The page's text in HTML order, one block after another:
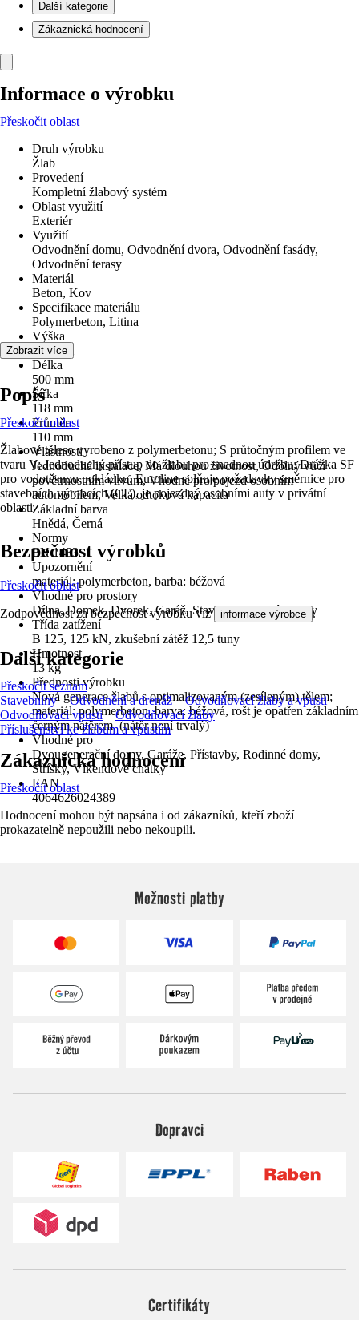
Další kategorie
Zákaznická hodnocení
Informace o výrobku
Přeskočit oblast
Druh výrobku
Žlab
Provedení
Kompletní žlabový systém
Oblast využití
Exteriér
Využití
Odvodnění domu, Odvodnění dvora, Odvodnění fasády,
Odvodnění terasy
Materiál
Beton, Kov
Specifikace materiálu
Polymerbeton, Litina
Výška
307 mm
Délka
500 mm
Šířka
118 mm
Průměr
110 mm
Vlastnosti
Jednoduchá instalace, Má dlouhou životnost, Odolný vůči
povětrnostním vlivům, Vhodné pro pojezd osobním
automobilem, Velká odtoková kapacita
Základní barva
Hnědá, Černá
Normy
EN 1433
Upozornění
materiál: polymerbeton, barba: béžová
Vhodné pro prostory
Dílna, Domek, Dvorek, Garáž, Stavba, Zahradní domky
Třída zatížení
B 125, 125 kN, zkušební zátěž 12,5 tuny
Hmotnost
13 kg
Přednosti výrobku
Nová generace žlabů s optimalizovaným (zesíleným) tělem;
materiál: polymerbeton, barva: béžová, rošt je opatřen základním
černým nátěrem. (nátěr není trvalý)
Vhodné pro
Dvougenerační domy, Garáže, Přístavby, Rodinné domy,
Stříšky, Víkendové chatky
EAN
4064626024389
Zobrazit více
Popis
Přeskočit oblast
Žlabové těleso vyrobeno z polymerbetonu; S průtočným profilem ve
tvaru V; Jednoduchý přístup do žlabu pro snadnou údržbu; Drážka SF
pro vodotěsnou pokládku. Euroline splňuje požadavky směrnice pro
stavebních výrobcích (CE), je pojezdný osobními auty v privátní
oblasti
Bezpečnost výrobků
Přeskočit oblast
Zodpovědnost za bezpečnost výrobku viz informace výrobce .
Další kategorie
Přeskočit seznam
Stavebniny
Odvodnění a drenáž
Odvodňovací žlaby a vpusti
Odvodňovací vpusti
Odvodňovací žlaby
Příslušenství ke žlabům a vpustím
Zákaznická hodnocení
Přeskočit oblast
Hodnocení mohou být napsána i od zákazníků, kteří zboží
prokazatelně nepoužili nebo nekoupili.
Možnosti platby
Dopravci
Certifikáty